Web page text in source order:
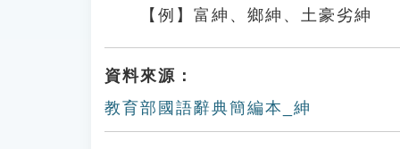
【例】富紳、鄉紳、土豪劣紳
資料來源：
教育部國語辭典簡編本_紳